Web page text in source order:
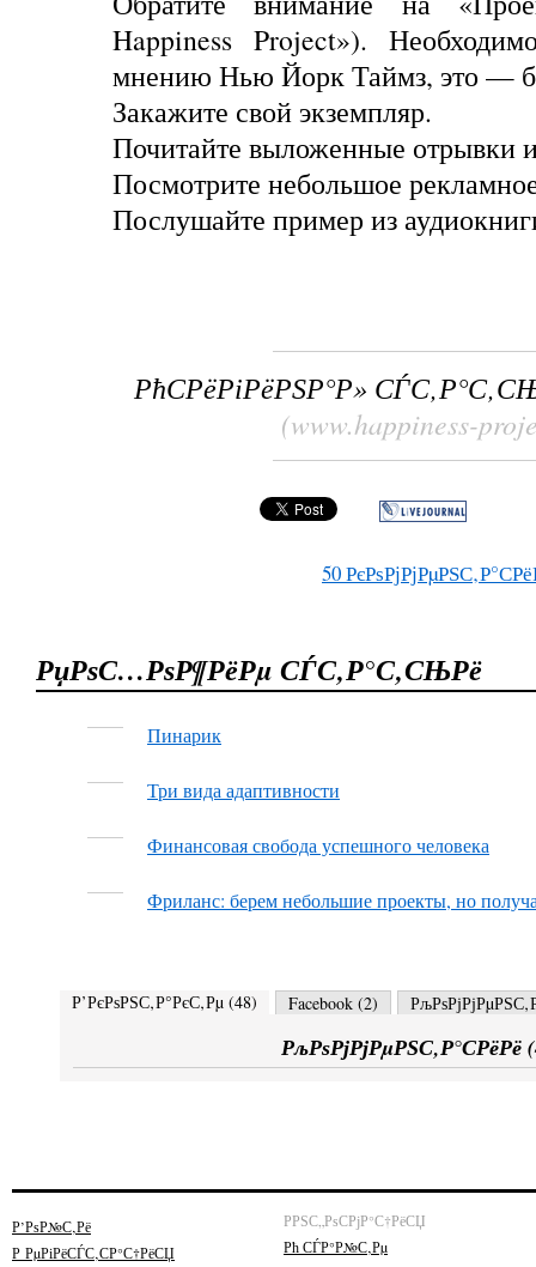
Happiness Project»).
мнению Нью Йорк Таймз, это —
Закажите свой экземпляр.
Почитайте выложенные отрывки
Посмотрите небольшое
Послушайте пример из
РћСРёРіРёРЅР°Р»
(www.happiness-
50
РџРѕС…РѕР¶РёРµ СЃС‚Р°С‚СЊРё
Пинарик
Три вида адаптивности
Финансовая свобода успешного человека
Фриланс: берем небольшие проекты, но
Р’РєРѕРЅС‚Р°РєС‚Рµ (48) Facebook (2)
РљРѕРјРјРµРЅС‚Р°СРёРё (
Р’РѕР№С‚Рё
Р РµРіРёСЃС‚СР°С†РёСЏ
РРЅС„РѕСРјР°С†РёСЏ
Рћ СЃР°Р№С‚Рµ